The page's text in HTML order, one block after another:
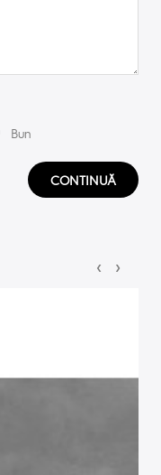
Bun
CONTINUĂ
‹ ›